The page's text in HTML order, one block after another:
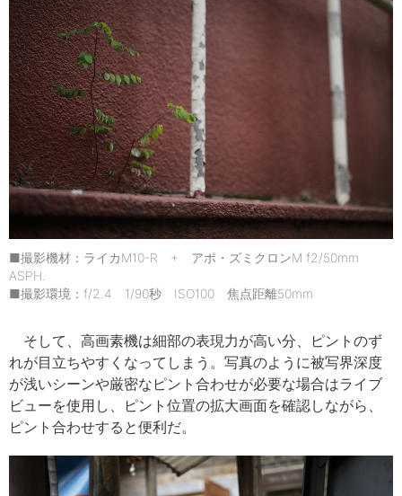
■撮影機材：ライカM10-R + アポ・ズミクロンM f2/50mm
ASPH.
■撮影環境：f/2.4 1/90秒 ISO100 焦点距離50mm
そして、高画素機は細部の表現力が高い分、ピントのず
れが目立ちやすくなってしまう。写真のように被写界深度
が浅いシーンや厳密なピント合わせが必要な場合はライブ
ビューを使用し、ピント位置の拡大画面を確認しながら、
ピント合わせすると便利だ。